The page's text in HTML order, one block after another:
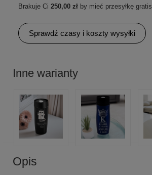
Brakuje Ci 250,00 zł by mieć przesyłkę gratis
Sprawdź czasy i koszty wysyłki
Inne warianty
Opis